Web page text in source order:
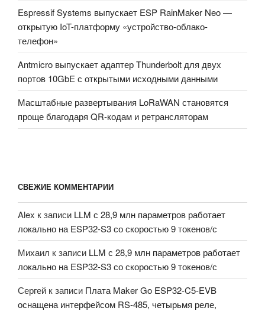
Espressif Systems выпускает ESP RainMaker Neo —
открытую IoT-платформу «устройство-облако-
телефон»
Antmicro выпускает адаптер Thunderbolt для двух
портов 10GbE с открытыми исходными данными
Масштабные развертывания LoRaWAN становятся
проще благодаря QR-кодам и ретрансляторам
СВЕЖИЕ КОММЕНТАРИИ
Alex к записи LLM с 28,9 млн параметров работает
локально на ESP32-S3 со скоростью 9 токенов/с
Михаил к записи LLM с 28,9 млн параметров работает
локально на ESP32-S3 со скоростью 9 токенов/с
Сергей к записи Плата Maker Go ESP32-C5-EVB
оснащена интерфейсом RS-485, четырьмя реле,